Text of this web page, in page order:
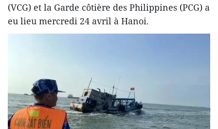
(VCG) et la Garde côtière des Philippines (PCG) a
eu lieu mercredi 24 avril à Hanoi.